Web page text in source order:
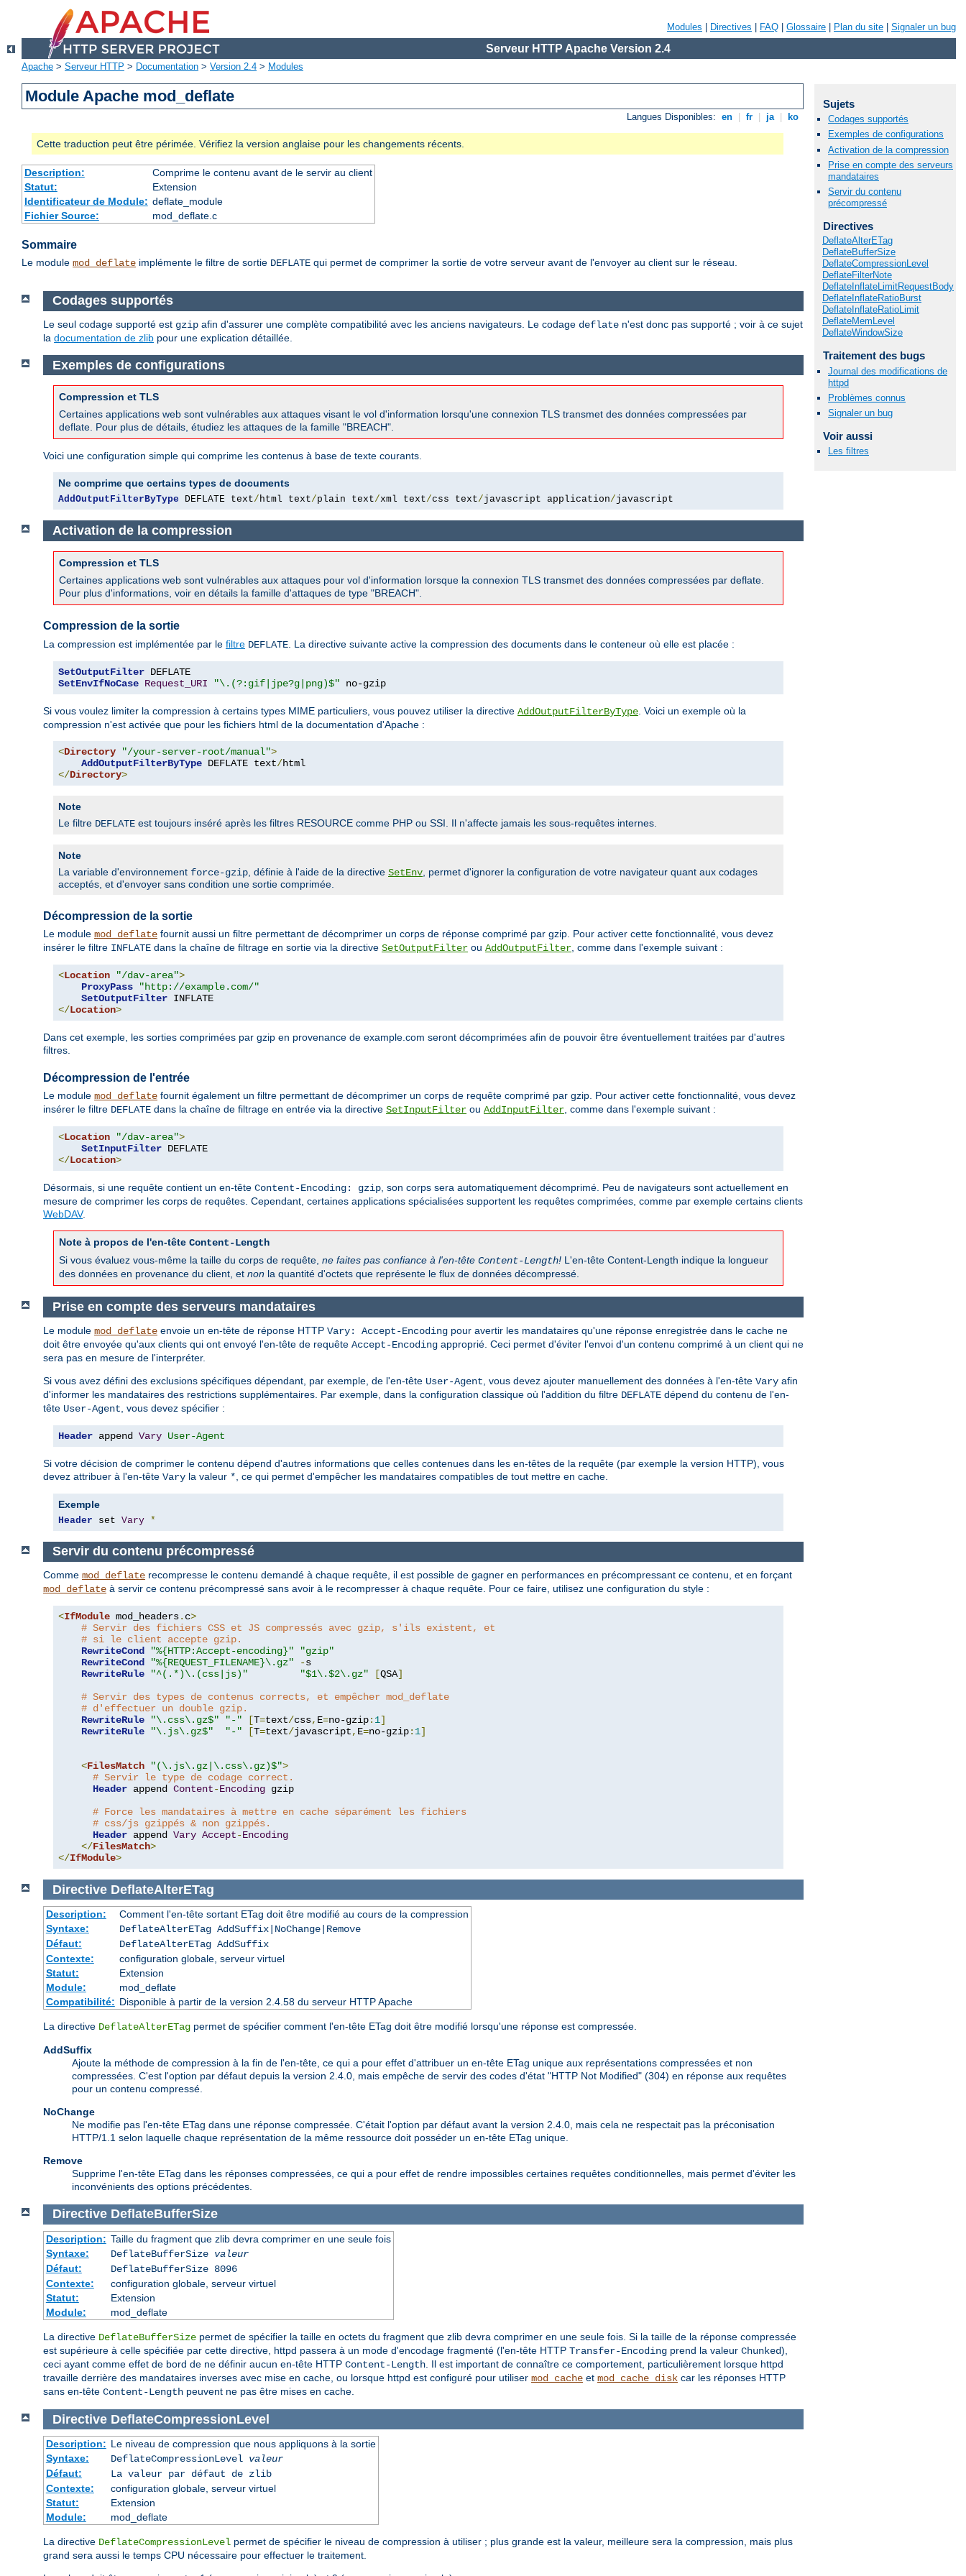
Modules Directives FAQ Glossaire Plan du site Signaler un bug
Serveur HTTP Apache Version 2.4
Apache > Serveur HTTP > Documentation > Version 2.4 > Modules
Module Apache mod_deflate
Langues Disponibles: en fr ja ko
Cette traduction peut être périmée. Vérifiez la version anglaise pour les changements récents.
Description:
Comprime le contenu avant de le servir au client
Statut:
Extension
Identificateur de Module: deflate_module
Fichier Source:
mod_deflate.c
Sommaire
Le module mod_deflate implémente le filtre de sortie DEFLATE qui permet de comprimer la sortie de votre serveur avant de l'envoyer au client sur le réseau.
Codages supportés
Le seul codage supporté est gzip afin d'assurer une complète compatibilité avec les anciens navigateurs. Le codage deflate n'est donc pas supporté ; voir à ce sujet
la documentation de zlib pour une explication détaillée.
Exemples de configurations
Compression et TLS
Certaines applications web sont vulnérables aux attaques visant le vol d'information lorsqu'une connexion TLS transmet des données compressées par
deflate. Pour plus de détails, étudiez les attaques de la famille "BREACH".
Voici une configuration simple qui comprime les contenus à base de texte courants.
Ne comprime que certains types de documents
AddOutputFilterByType DEFLATE text/html text/plain text/xml text/css text/javascript application/javascript
Activation de la compression
Compression et TLS
Certaines applications web sont vulnérables aux attaques pour vol d'information lorsque la connexion TLS transmet des données compressées par deflate.
Pour plus d'informations, voir en détails la famille d'attaques de type "BREACH".
Compression de la sortie
La compression est implémentée par le filtre DEFLATE . La directive suivante active la compression des documents dans le conteneur où elle est placée :
SetOutputFilter
SetEnvIfNoCase Request_URI "\.(?:gif|jpe?g|png)$" no-gzip
Si vous voulez limiter la compression à certains types MIME particuliers, vous pouvez utiliser la directive AddOutputFilterByType . Voici un exemple où la
compression n'est activée que pour les fichiers html de la documentation d'Apache :
<Directory "/your-server-root/manual">
AddOutputFilterByType DEFLATE text/
</Directory>
Note
Le filtre DEFLATE est toujours inséré après les filtres RESOURCE comme PHP ou SSI. Il n'affecte jamais les sous-requêtes internes.
Note
La variable d'environnement force-gzip , définie à l'aide de la directive SetEnv , permet d'ignorer la configuration de votre navigateur quant aux codages
acceptés, et d'envoyer sans condition une sortie comprimée.
Décompression de la sortie
Le module mod_deflate fournit aussi un filtre permettant de décomprimer un corps de réponse comprimé par gzip. Pour activer cette fonctionnalité, vous devez
insérer le filtre INFLATE dans la chaîne de filtrage en sortie via la directive SetOutputFilter ou AddOutputFilter , comme dans l'exemple suivant :
<Location "/dav-area">
ProxyPass
"http://example.com/"
SetOutputFilter
</Location>
Dans cet exemple, les sorties comprimées par gzip en provenance de example.com seront décomprimées afin de pouvoir être éventuellement traitées par d'autres
filtres.
Décompression de l'entrée
Le module mod_deflate fournit également un filtre permettant de décomprimer un corps de requête comprimé par gzip. Pour activer cette fonctionnalité, vous devez
insérer le filtre DEFLATE dans la chaîne de filtrage en entrée via la directive SetInputFilter ou AddInputFilter , comme dans l'exemple suivant :
<Location "/dav-area">
SetInputFilter
</Location>
Désormais, si une requête contient un en-tête Content-Encoding: gzip , son corps sera automatiquement décomprimé. Peu de navigateurs sont actuellement en
mesure de comprimer les corps de requêtes. Cependant, certaines applications spécialisées supportent les requêtes comprimées, comme par exemple certains clients
WebDAV.
Note à propos de l'en-tête Content-Length
Si vous évaluez vous-même la taille du corps de requête, ne faites pas confiance à l'en-tête Content-Length! L'en-tête Content-Length indique la longueur
des données en provenance du client, et non la quantité d'octets que représente le flux de données décompressé.
Prise en compte des serveurs mandataires
Le module mod_deflate envoie un en-tête de réponse HTTP Vary: Accept-Encoding pour avertir les mandataires qu'une réponse enregistrée dans le cache ne
doit être envoyée qu'aux clients qui ont envoyé l'en-tête de requête Accept-Encoding approprié. Ceci permet d'éviter l'envoi d'un contenu comprimé à un client qui ne
sera pas en mesure de l'interpréter.
Si vous avez défini des exclusions spécifiques dépendant, par exemple, de l'en-tête User-Agent , vous devez ajouter manuellement des données à l'en-tête Vary afin
d'informer les mandataires des restrictions supplémentaires. Par exemple, dans la configuration classique où l'addition du filtre DEFLATE dépend du contenu de l'en-
tête User-Agent , vous devez spécifier :
Header append Vary User-Agent
Si votre décision de comprimer le contenu dépend d'autres informations que celles contenues dans les en-têtes de la requête (par exemple la version HTTP), vous
devez attribuer à l'en-tête Vary la valeur * , ce qui permet d'empêcher les mandataires compatibles de tout mettre en cache.
Exemple
Header set Vary *
Servir du contenu précompressé
Comme mod_deflate recompresse le contenu demandé à chaque requête, il est possible de gagner en performances en précompressant ce contenu, et en forçant
mod_deflate à servir ce contenu précompressé sans avoir à le recompresser à chaque requête. Pour ce faire, utilisez une configuration du style :
<IfModule mod_headers. c>
# Servir des fichiers CSS et JS compressés avec gzip, s'ils existent, et
# si le client accepte gzip.
RewriteCond
"%{HTTP:Accept-encoding}"
"gzip"
RewriteCond
"%{REQUEST_FILENAME}\.gz" -s
RewriteRule
"^(.*)\.(css|js)" "$1\.$2\.gz" [QSA]
# Servir des types de contenus corrects, et empêcher mod_deflate
# d'effectuer un double gzip.
RewriteRule
"\.css\.gz$" "-" [T=text/css, E=no-gzip: 1]
RewriteRule
"\.js\.gz$" "-" [T=text/javascript, E=no-gzip: 1]
<FilesMatch "(\.js\.gz|\.css\.gz)$">
# Servir le type de codage correct.
Header append Content-Encoding gzip
# Force les mandataires à mettre en cache séparément les fichiers
# css/js gzippés & non gzippés.
Header append Vary Accept-Encoding
</FilesMatch>
</IfModule>
Directive DeflateAlterETag
Description:
Comment l'en-tête sortant ETag doit être modifié au cours de la compression
Syntaxe:
DeflateAlterETag AddSuffix|NoChange|Remove
Défaut:
DeflateAlterETag AddSuffix
Contexte:
configuration globale, serveur virtuel
Statut:
Extension
Module:
mod_deflate
Compatibilité: Disponible à partir de la version 2.4.58 du serveur HTTP Apache
La directive DeflateAlterETag permet de spécifier comment l'en-tête ETag doit être modifié lorsqu'une réponse est compressée.
AddSuffix
Ajoute la méthode de compression à la fin de l'en-tête, ce qui a pour effet d'attribuer un en-tête ETag unique aux représentations compressées et non
compressées. C'est l'option par défaut depuis la version 2.4.0, mais empêche de servir des codes d'état "HTTP Not Modified" (304) en réponse aux requêtes
pour un contenu compressé.
NoChange
Ne modifie pas l'en-tête ETag dans une réponse compressée. C'était l'option par défaut avant la version 2.4.0, mais cela ne respectait pas la préconisation
HTTP/1.1 selon laquelle chaque représentation de la même ressource doit posséder un en-tête ETag unique.
Remove
Supprime l'en-tête ETag dans les réponses compressées, ce qui a pour effet de rendre impossibles certaines requêtes conditionnelles, mais permet d'éviter les
inconvénients des options précédentes.
Directive DeflateBufferSize
Description: Taille du fragment que zlib devra comprimer en une seule fois
Syntaxe:
DeflateBufferSize valeur
Défaut:
DeflateBufferSize 8096
Contexte:
configuration globale, serveur virtuel
Statut:
Extension
Module:
mod_deflate
La directive DeflateBufferSize permet de spécifier la taille en octets du fragment que zlib devra comprimer en une seule fois. Si la taille de la réponse compressée
est supérieure à celle spécifiée par cette directive, httpd passera à un mode d'encodage fragmenté (l'en-tête HTTP Transfer-Encoding prend la valeur Chunked),
ceci ayant comme effet de bord de ne définir aucun en-tête HTTP Content-Length . Il est important de connaître ce comportement, particulièrement lorsque httpd
travaille derrière des mandataires inverses avec mise en cache, ou lorsque httpd est configuré pour utiliser mod_cache et mod_cache_disk car les réponses HTTP
sans en-tête Content-Length peuvent ne pas être mises en cache.
Directive DeflateCompressionLevel
Description: Le niveau de compression que nous appliquons à la sortie
Syntaxe:
DeflateCompressionLevel valeur
Défaut:
La valeur par défaut de zlib
Contexte:
configuration globale, serveur virtuel
Statut:
Extension
Module:
mod_deflate
La directive DeflateCompressionLevel permet de spécifier le niveau de compression à utiliser ; plus grande est la valeur, meilleure sera la compression, mais plus
grand sera aussi le temps CPU nécessaire pour effectuer le traitement.
Sujets
Codages supportés
Exemples de configurations
Activation de la compression
Prise en compte des serveurs
mandataires
Servir du contenu
précompressé
Directives
DeflateAlterETag
DeflateBufferSize
DeflateCompressionLevel
DeflateFilterNote
DeflateInflateLimitRequestBody
DeflateInflateRatioBurst
DeflateInflateRatioLimit
DeflateMemLevel
DeflateWindowSize
Traitement des bugs
Journal des modifications de
httpd
Problèmes connus
Signaler un bug
Voir aussi
Les filtres